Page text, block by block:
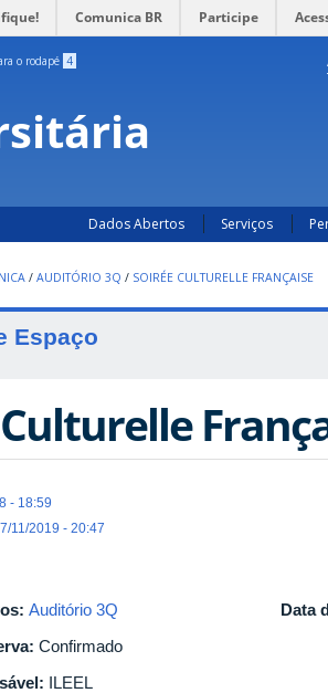
Comunica BR Participe
o rodapé 4
Dados Abertos Serviços
/ AUDITÓRIO 3Q / SOIRÉE CULTURELLE FRANÇAISE
Espaço
- 18:59
11/2019 - 20:47
Auditório 3Q
Confirmado
ILEEL
Data